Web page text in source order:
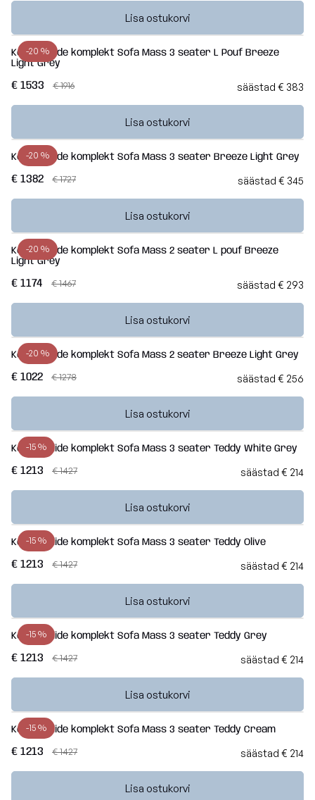
Lisa ostukorvi
-20 %
Kott-toolide komplekt Sofa Mass 3 seater L Pouf Breeze
Light Grey
€ 1533 € 1916 säästad € 383
Lisa ostukorvi
-20 %
Kott-toolide komplekt Sofa Mass 3 seater Breeze Light Grey
€ 1382 € 1727 säästad € 345
Lisa ostukorvi
-20 %
Kott-toolide komplekt Sofa Mass 2 seater L pouf Breeze
Light Grey
€ 1174 € 1467 säästad € 293
Lisa ostukorvi
-20 %
Kott-toolide komplekt Sofa Mass 2 seater Breeze Light Grey
€ 1022 € 1278 säästad € 256
Lisa ostukorvi
-15 %
Kott-toolide komplekt Sofa Mass 3 seater Teddy White Grey
€ 1213 € 1427 säästad € 214
Lisa ostukorvi
-15 %
Kott-toolide komplekt Sofa Mass 3 seater Teddy Olive
€ 1213 € 1427 säästad € 214
Lisa ostukorvi
-15 %
Kott-toolide komplekt Sofa Mass 3 seater Teddy Grey
€ 1213 € 1427 säästad € 214
Lisa ostukorvi
-15 %
Kott-toolide komplekt Sofa Mass 3 seater Teddy Cream
€ 1213 € 1427 säästad € 214
Lisa ostukorvi